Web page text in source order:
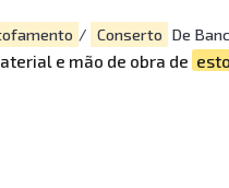
/ Conserto De
e mão de obra de